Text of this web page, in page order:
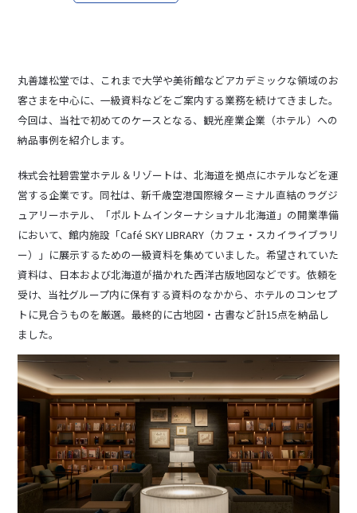
丸善雄松堂では、これまで大学や美術館などアカデミックな領域のお
客さまを中心に、一級資料などをご案内する業務を続けてきました。
今回は、当社で初めてのケースとなる、観光産業企業（ホテル）への
納品事例を紹介します。
株式会社碧雲堂ホテル＆リゾートは、北海道を拠点にホテルなどを運
営する企業です。同社は、新千歳空港国際線ターミナル直結のラグジ
ュアリーホテル、「ポルトムインターナショナル北海道」の開業準備
において、館内施設「Café SKY LIBRARY（カフェ・スカイライブラリ
ー）」に展示するための一級資料を集めていました。希望されていた
資料は、日本および北海道が描かれた西洋古版地図などです。依頼を
受け、当社グループ内に保有する資料のなかから、ホテルのコンセプ
トに見合うものを厳選。最終的に古地図・古書など計15点を納品し
ました。